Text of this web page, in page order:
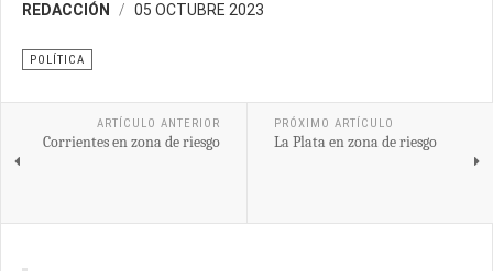
REDACCIÓN 05 OCTUBRE 2023
POLÍTICA
ARTÍCULO ANTERIOR
Corrientes en zona de riesgo
PRÓXIMO ARTÍCULO
La Plata en zona de riesgo